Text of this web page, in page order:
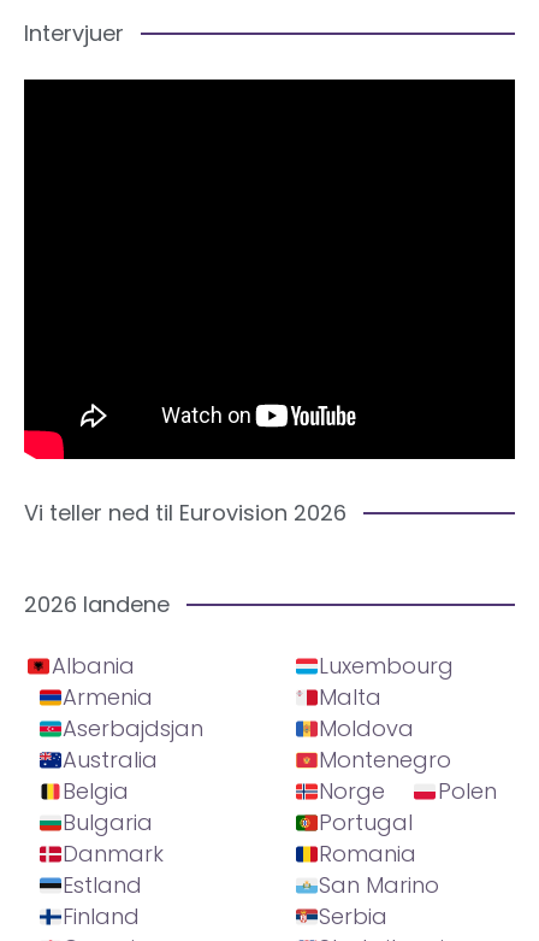
Intervjuer
Vi teller ned til Eurovision 2026
2026 landene
Albania
Armenia
Aserbajdsjan
Australia
Belgia
Bulgaria
Danmark
Estland
Finland
Luxembourg
Malta
Moldova
Montenegro
Norge
Polen
Portugal
Romania
San Marino
Serbia